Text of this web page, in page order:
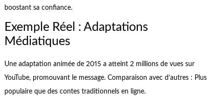
boostant sa confiance.
Exemple Réel : Adaptations
Médiatiques
Une adaptation animée de 2015 a atteint 2 millions de vues sur
YouTube, promouvant le message. Comparaison avec d’autres : Plus
populaire que des contes traditionnels en ligne.